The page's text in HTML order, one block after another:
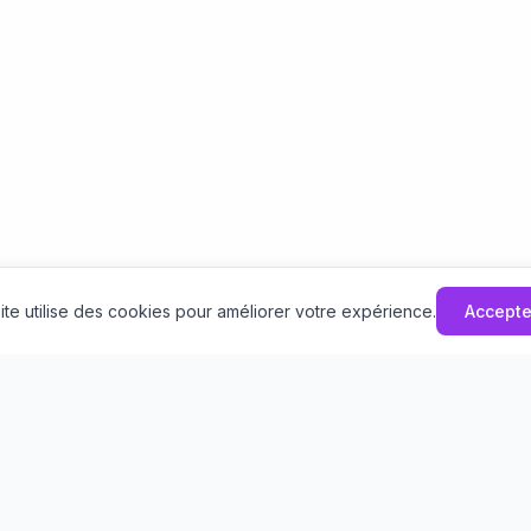
utilise des cookies pour améliorer votre expérience.